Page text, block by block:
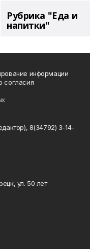
Рубрика "Еда и
напитки"
информации
согласия
8(34792) 3-14-
ул. 50 лет